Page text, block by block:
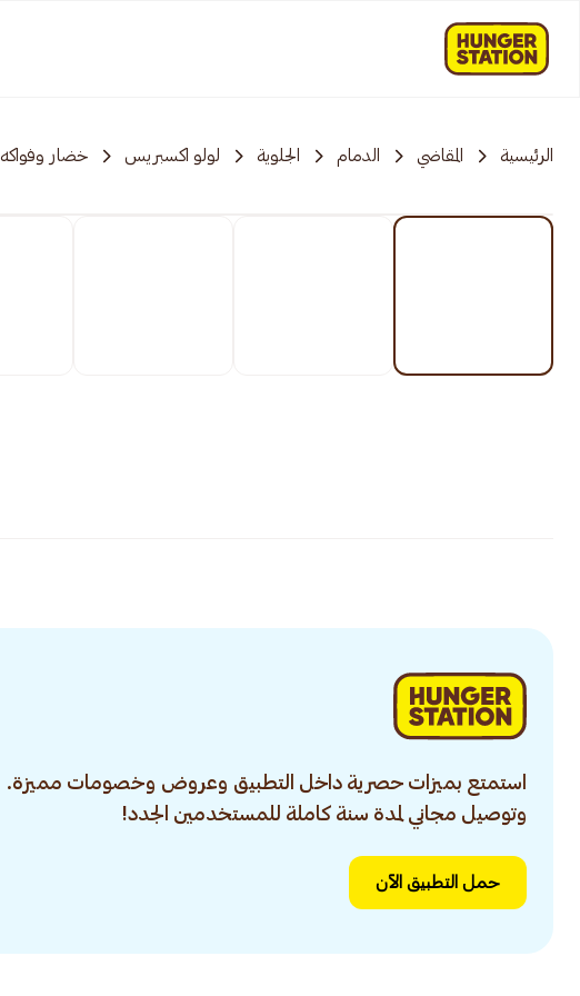
الرئيسية المقاضي الدمام الجلوية لولو اكسبريس خضار وفواكه
استمتع بميزات حصرية داخل التطبيق وعروض وخصومات مميزة.
وتوصيل مجاني لمدة سنة كاملة للمستخدمين الجدد!
حمل التطبيق الآن